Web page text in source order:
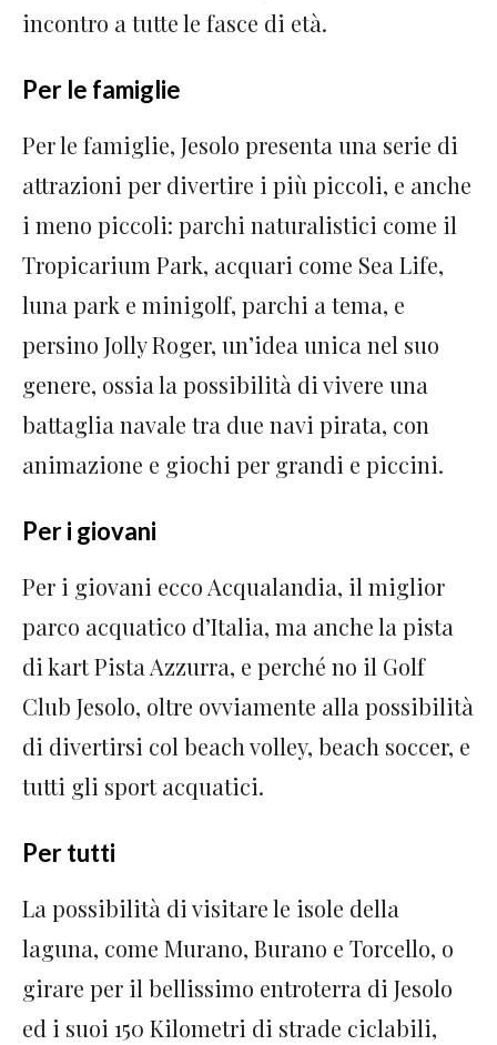
incontro a tutte le fasce di età.
Per le famiglie
Per le famiglie, Jesolo presenta una serie di
attrazioni per divertire i più piccoli, e anche
i meno piccoli: parchi naturalistici come il
Tropicarium Park, acquari come Sea Life,
luna park e minigolf, parchi a tema, e
persino Jolly Roger, un’idea unica nel suo
genere, ossia la possibilità di vivere una
battaglia navale tra due navi pirata, con
animazione e giochi per grandi e piccini.
Per i giovani
Per i giovani ecco Acqualandia, il miglior
parco acquatico d’Italia, ma anche la pista
di kart Pista Azzurra, e perché no il Golf
Club Jesolo, oltre ovviamente alla possibilità
di divertirsi col beach volley, beach soccer, e
tutti gli sport acquatici.
Per tutti
La possibilità di visitare le isole della
laguna, come Murano, Burano e Torcello, o
girare per il bellissimo entroterra di Jesolo
ed i suoi 150 Kilometri di strade ciclabili,